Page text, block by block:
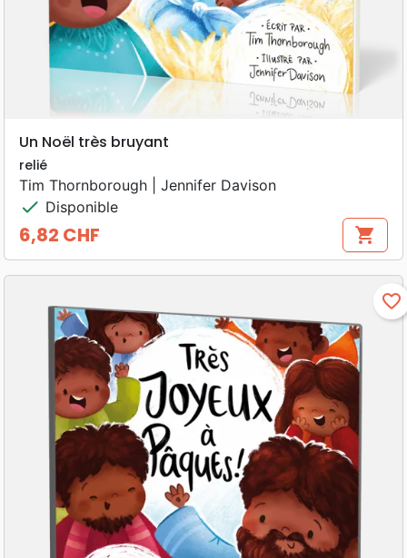
Un Noël très bruyant
relié
Tim Thornborough | Jennifer Davison
check Disponible
Prix
6,82 CHF shopping_cart
favorite_border